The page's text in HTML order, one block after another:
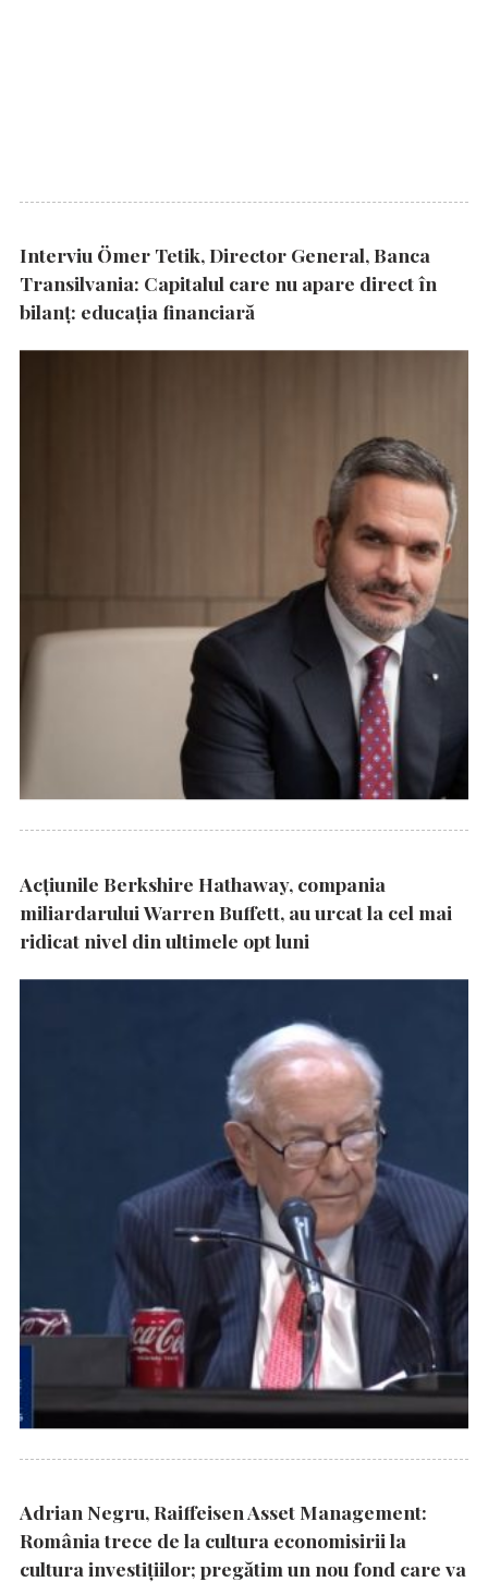
Interviu Ömer Tetik, Director General, Banca
Transilvania: Capitalul care nu apare direct în
bilanț: educația financiară
Acțiunile Berkshire Hathaway, compania
miliardarului Warren Buffett, au urcat la cel mai
ridicat nivel din ultimele opt luni
Adrian Negru, Raiffeisen Asset Management:
România trece de la cultura economisirii la
cultura investițiilor; pregătim un nou fond care va